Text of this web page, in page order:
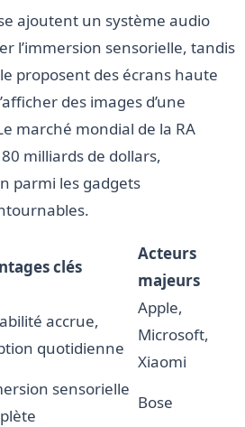
ajoutent un système audio
l’immersion sensorielle, tandis
proposent des écrans haute
des images d’une
marché mondial de la RA
milliards de dollars,
parmi les gadgets
clés
Acteurs
majeurs
accrue,
quotidienne
Apple,
Microsoft,
Xiaomi
sensorielle
Bose